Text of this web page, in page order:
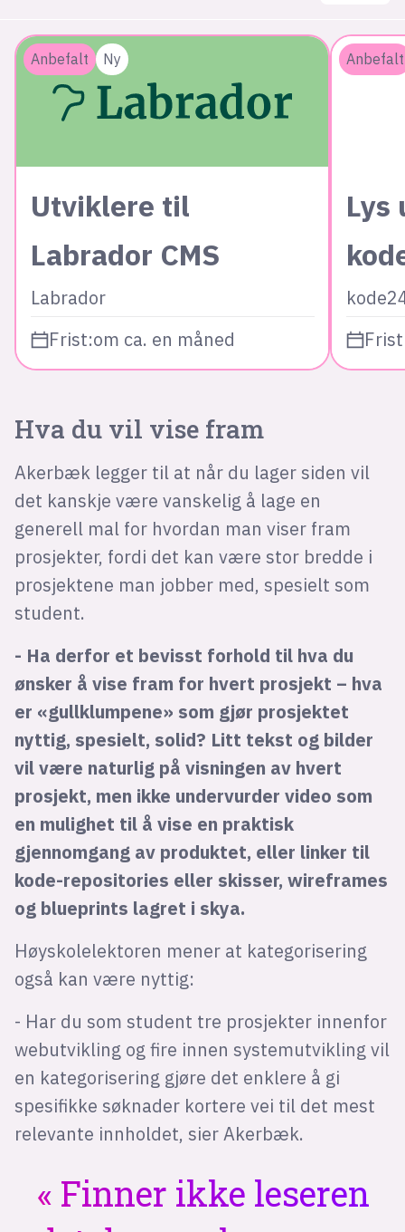
Anbefalt Ny
Utviklere til
Labrador CMS
Labrador
Frist:om ca. en måned
Anbefalt
Lys
Hva du vil vise fram
Akerbæk legger til at når du lager siden vil
det kanskje være vanskelig å lage en
generell mal for hvordan man viser fram
prosjekter, fordi det kan være stor bredde i
prosjektene man jobber med, spesielt som
student.
- Ha derfor et bevisst forhold til hva du
ønsker å vise fram for hvert prosjekt – hva
er «gullklumpene» som gjør prosjektet
nyttig, spesielt, solid? Litt tekst og bilder
vil være naturlig på visningen av hvert
prosjekt, men ikke undervurder video som
en mulighet til å vise en praktisk
gjennomgang av produktet, eller linker til
kode-repositories eller skisser, wireframes
og blueprints lagret i skya.
Høyskolelektoren mener at kategorisering
også kan være nyttig:
- Har du som student tre prosjekter innenfor
webutvikling og fire innen systemutvikling vil
en kategorisering gjøre det enklere å gi
spesifikke søknader kortere vei til det mest
relevante innholdet, sier Akerbæk.
Finner ikke leseren